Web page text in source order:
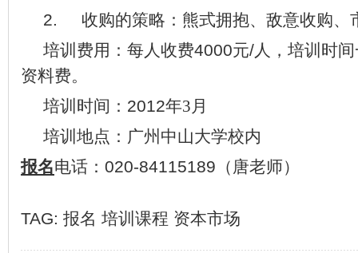
2.
收购的策略：熊式拥抱、敌意收购
培训费用：每人收费4000元/人，培训时
资料费。
培训时间： 2012年3月
培训地点：广州中山大学校内
报名电话： 020-84115189 （ 唐老师）
TAG: 报名 培训课程 资本市场